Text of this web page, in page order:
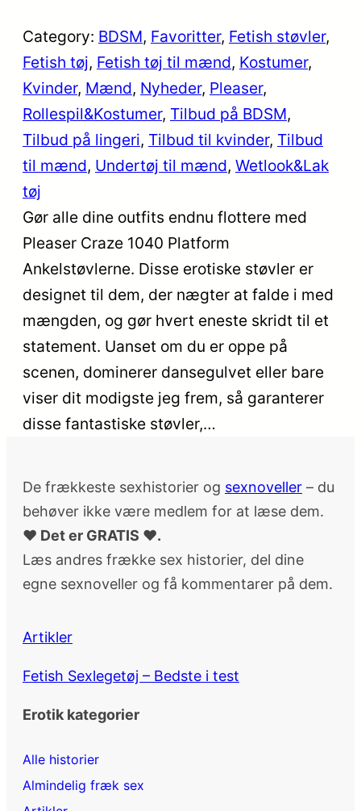
Category: BDSM, Favoritter, Fetish støvler
Fetish tøj, Fetish tøj til mænd, Kostumer
Kvinder, Mænd, Nyheder, Pleaser
Rollespil&Kostumer, Tilbud på BDSM
Tilbud på lingeri, Tilbud til kvinder, Tilbud
til mænd, Undertøj til mænd, Wetlook&Lak
tøj
Gør alle dine outfits endnu flottere med
Pleaser Craze 1040 Platform
Ankelstøvlerne. Disse erotiske støvler er
designet til dem, der nægter at falde i med
mængden, og gør hvert eneste skridt til et
statement. Uanset om du er oppe på
scenen, dominerer dansegulvet eller bare
viser dit modigste jeg frem, så garanterer
disse fantastiske støvler,…
De frækkeste sexhistorier og sexnoveller – du
behøver ikke være medlem for at læse dem.
♥ Det er GRATIS ♥.
Læs andres frække sex historier, del dine
egne sexnoveller og få kommentarer på dem.
Artikler
Fetish Sexlegetøj – Bedste i test
Erotik kategorier
Alle historier
Almindelig fræk sex